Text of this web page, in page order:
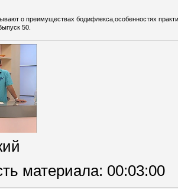
о преимуществах бодифлекса,особенностях
50.
материала: 00:03:00